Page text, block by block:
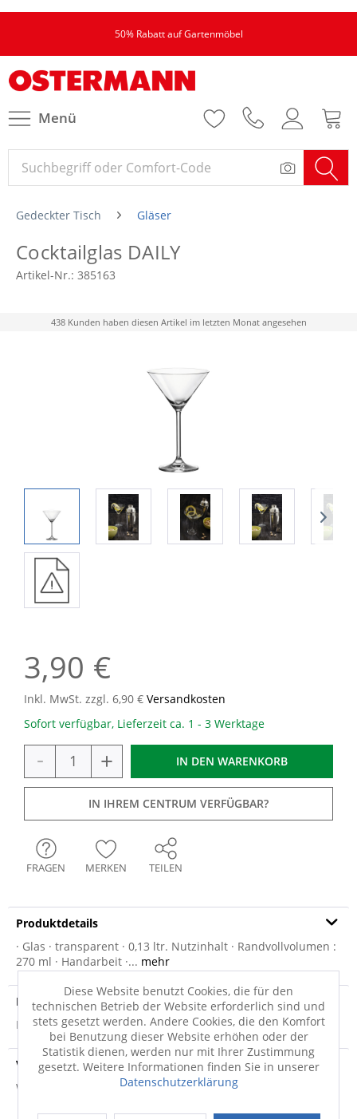
50% Rabatt auf Gartenmöbel
Menü
Gedeckter Tisch Gläser
Cocktailglas DAILY
Artikel-Nr.: 385163
438 Kunden haben diesen Artikel im letzten Monat angesehen
3,90 €
Inkl. MwSt. zzgl. 6,90 € Versandkosten
Sofort verfügbar, Lieferzeit ca. 1 - 3 Werktage
- + IN DEN WARENKORB
IN IHREM CENTRUM VERFÜGBAR?
FRAGEN MERKEN TEILEN
Produktdetails
· Glas · transparent · 0,13 ltr. Nutzinhalt · Randvollvolumen :
270 ml · Handarbeit ·... mehr
Produktsicherheit
Produktsicherheit
Versandinfo
Weitere Informationen zum Versand...
Diese Website benutzt Cookies, die für den
technischen Betrieb der Website erforderlich sind und
stets gesetzt werden. Andere Cookies, die den Komfort
bei Benutzung dieser Website erhöhen oder der
Statistik dienen, werden nur mit Ihrer Zustimmung
gesetzt. Weitere Informationen finden Sie in unserer
Datenschutzerklärung